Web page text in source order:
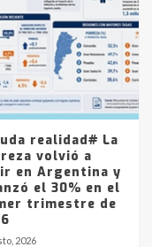
en
hasta Axion
realidad# La
volvió a
en Argentina y
el 30% en el
trimestre de
2026